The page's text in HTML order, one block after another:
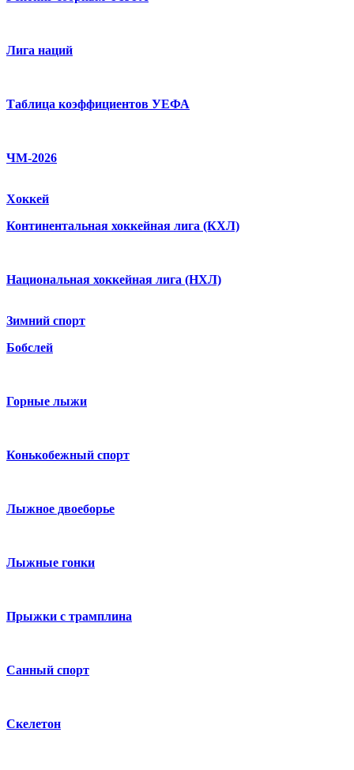
Лига наций
Таблица коэффициентов УЕФА
ЧМ-2026
Хоккей
Континентальная хоккейная лига (КХЛ)
Национальная хоккейная лига (НХЛ)
Зимний спорт
Бобслей
Горные лыжи
Конькобежный спорт
Лыжное двоеборье
Лыжные гонки
Прыжки с трамплина
Санный спорт
Скелетон